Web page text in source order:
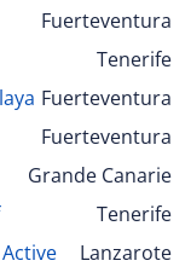
Fuerteventura
Tenerife
Fuerteventura
Fuerteventura
Grande Canarie
Tenerife
Lanzarote